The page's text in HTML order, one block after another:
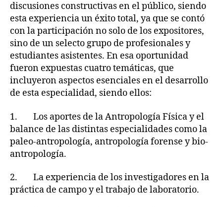
discusiones constructivas en el público, siendo
esta experiencia un éxito total, ya que se contó
con la participación no solo de los expositores,
sino de un selecto grupo de profesionales y
estudiantes asistentes. En esa oportunidad
fueron expuestas cuatro temáticas, que
incluyeron aspectos esenciales en el desarrollo
de esta especialidad, siendo ellos:
1. Los aportes de la Antropología Física y el
balance de las distintas especialidades como la
paleo-antropología, antropología forense y bio-
antropología.
2. La experiencia de los investigadores en la
práctica de campo y el trabajo de laboratorio.